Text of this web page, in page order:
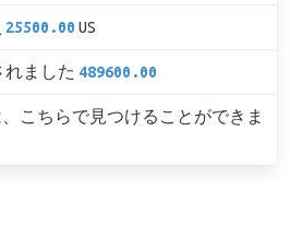
25500.00 US
ました 489600.00
こちらで見つけることができま